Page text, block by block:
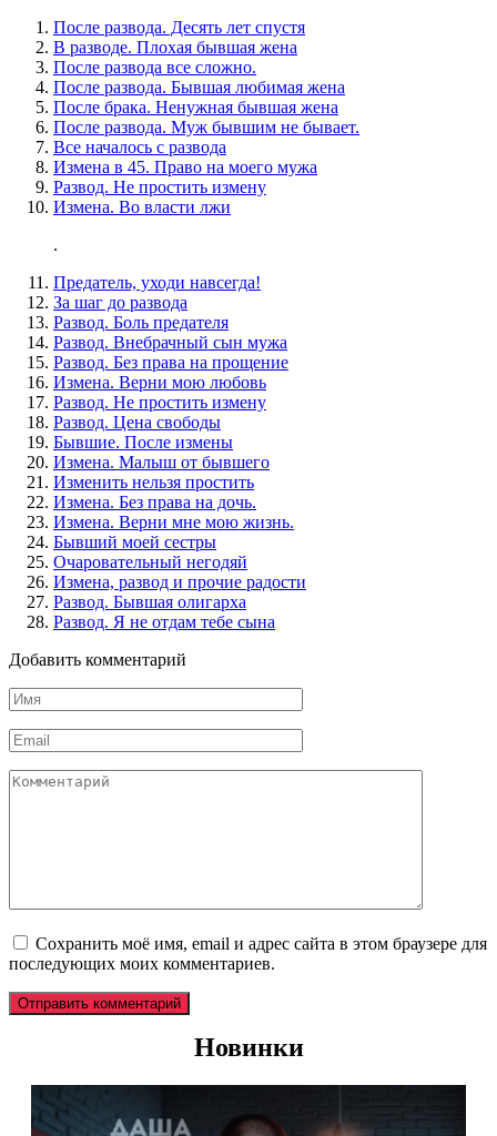
После развода. Десять лет спустя
В разводе. Плохая бывшая жена
После развода все сложно.
После развода. Бывшая любимая жена
После брака. Ненужная бывшая жена
После развода. Муж бывшим не бывает.
Все началось с развода
Измена в 45. Право на моего мужа
Развод. Не простить измену
Измена. Во власти лжи
.
Предатель, уходи навсегда!
За шаг до развода
Развод. Боль предателя
Развод. Внебрачный сын мужа
Развод. Без права на прощение
Измена. Верни мою любовь
Развод. Не простить измену
Развод. Цена свободы
Бывшие. После измены
Измена. Малыш от бывшего
Изменить нельзя простить
Измена. Без права на дочь.
Измена. Верни мне мою жизнь.
Бывший моей сестры
Очаровательный негодяй
Измена, развод и прочие радости
Развод. Бывшая олигарха
Развод. Я не отдам тебе сына
Добавить комментарий
Имя
*
Email
*
Комментарий
Сохранить моё имя, email и адрес сайта в этом браузере для
последующих моих комментариев.
Новинки